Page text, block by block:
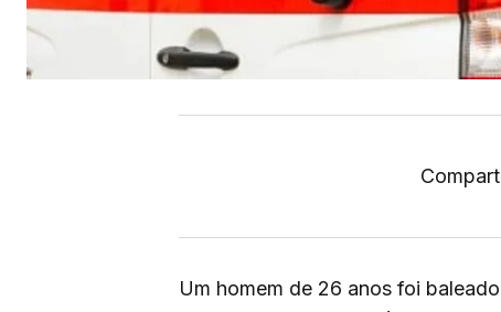
Um homem de 26 anos foi